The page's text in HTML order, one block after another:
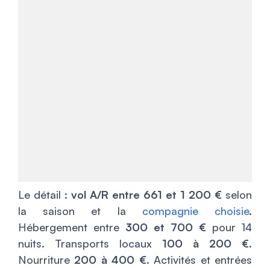
Le détail : vol A/R entre 661 et 1 200 € selon
la saison et la compagnie choisie.
Hébergement entre 300 et 700 € pour 14
nuits. Transports locaux 100 à 200 €.
Nourriture 200 à 400 €. Activités et entrées